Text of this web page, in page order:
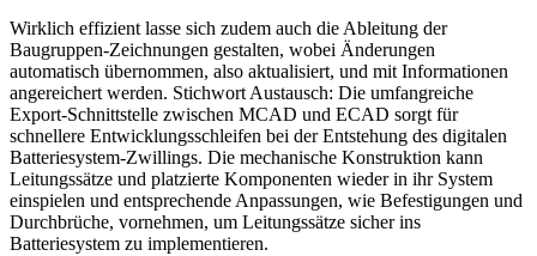
Wirklich effizient lasse sich zudem auch die Ableitung der
Baugruppen-Zeichnungen gestalten, wobei Änderungen
automatisch übernommen, also aktualisiert, und mit Informationen
angereichert werden. Stichwort Austausch: Die umfangreiche
Export-Schnittstelle zwischen MCAD und ECAD sorgt für
schnellere Entwicklungsschleifen bei der Entstehung des digitalen
Batteriesystem-Zwillings. Die mechanische Konstruktion kann
Leitungssätze und platzierte Komponenten wieder in ihr System
einspielen und entsprechende Anpassungen, wie Befestigungen und
Durchbrüche, vornehmen, um Leitungssätze sicher ins
Batteriesystem zu implementieren.